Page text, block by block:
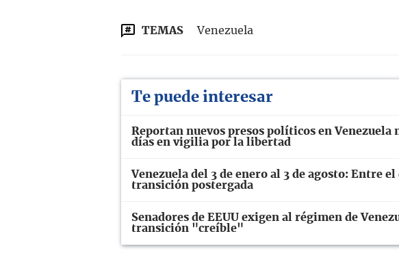
TEMAS Venezuela
Te puede interesar
Reportan nuevos presos políticos en
días en vigilia por la libertad
Venezuela del 3 de enero al 3 de agosto: Entre
transición postergada
Senadores de EEUU exigen al régimen de
transición "creíble"